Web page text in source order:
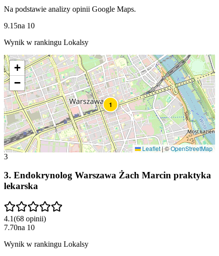
Na podstawie analizy opinii Google Maps.
9.15na 10
Wynik w rankingu Lokalsy
1
+
−
Leaflet|©OpenStreetMap
3
3. Endokrynolog Warszawa Żach Marcin praktyka
lekarska
4.1(68 opinii)
7.70na 10
Wynik w rankingu Lokalsy